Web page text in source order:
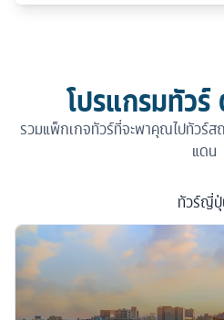
โปรแกรมทัวร์
รวมแพ็กเกจทัวร์ที่จะพาคุณไปทัวร์ส
แดน
ทัวร์ญี่ปุ่